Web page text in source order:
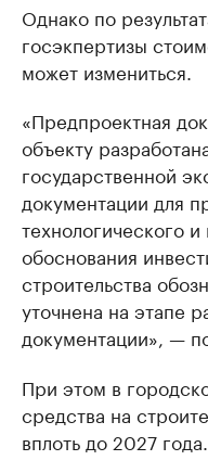
Однако по
госэкпертизы
может измениться.
«Предпроектная
объекту
государственной
документации для
технологического и
обоснования
строительства
уточнена на этапе
документации», —
При этом в
средства на
вплоть до 2027 года.